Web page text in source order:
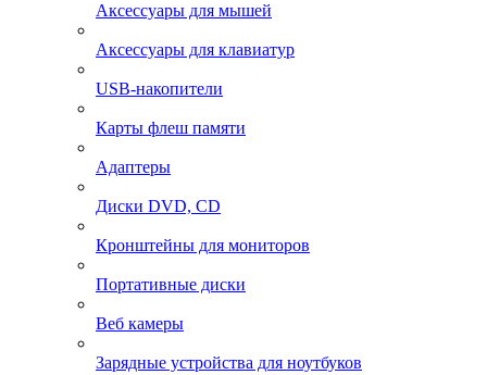
Аксессуары для мышей
Аксессуары для клавиатур
USB-накопители
Карты флеш памяти
Адаптеры
Диски DVD, CD
Кронштейны для мониторов
Портативные диски
Веб камеры
Зарядные устройства для ноутбуков